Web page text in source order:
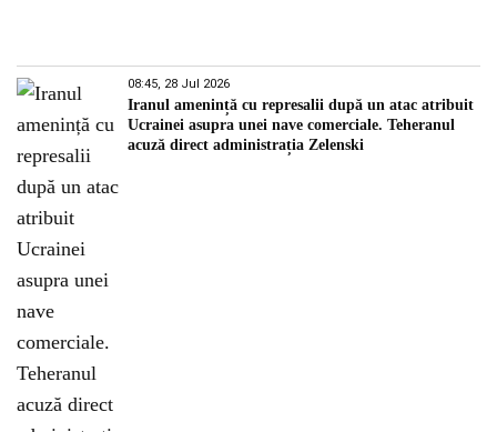
08:45, 28 Jul 2026
Iranul amenință cu represalii după un atac atribuit
Ucrainei asupra unei nave comerciale. Teheranul
acuză direct administrația Zelenski